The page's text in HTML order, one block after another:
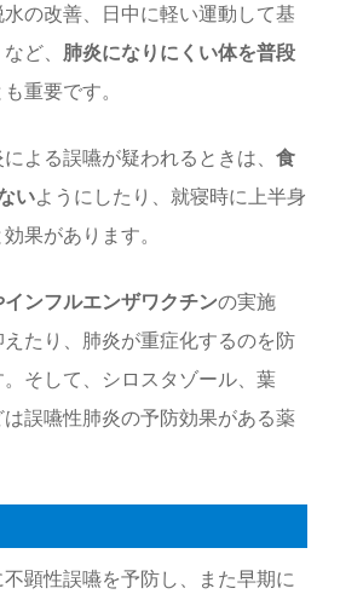
の改善、日中に軽い運動して基
ど、 肺炎になりにくい体を普段
も重要です。
よる誤嚥が疑われるときは、食
いようにしたり、就寝時に上半身
果があります。
ンフルエンザワクチンの実施
たり、肺炎が重症化するのを防
。そして、シロスタゾール、葉
誤嚥性肺炎の予防効果がある薬
顕性誤嚥を予防し、また早期に